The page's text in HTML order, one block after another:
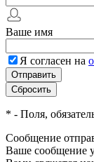
Ваше имя
Я согласен на
* - Поля,
Сообщение
Ваше сообщение